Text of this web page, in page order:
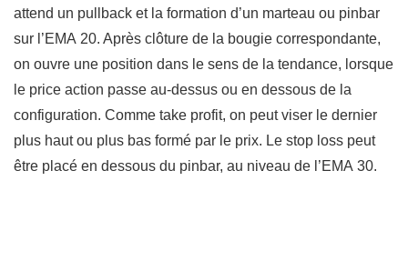
attend un pullback et la formation d’un marteau ou pinbar
sur l’EMA 20. Après clôture de la bougie correspondante,
on ouvre une position dans le sens de la tendance, lorsque
le price action passe au-dessus ou en dessous de la
configuration. Comme take profit, on peut viser le dernier
plus haut ou plus bas formé par le prix. Le stop loss peut
être placé en dessous du pinbar, au niveau de l’EMA 30.